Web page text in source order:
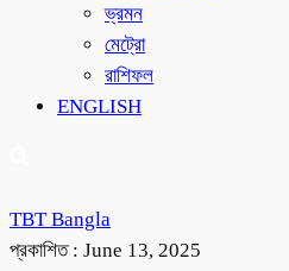
ভ্রমন
মেট্রো
রাশিফল
ENGLISH
TBT Bangla
প্রকাশিত : June 13, 2025